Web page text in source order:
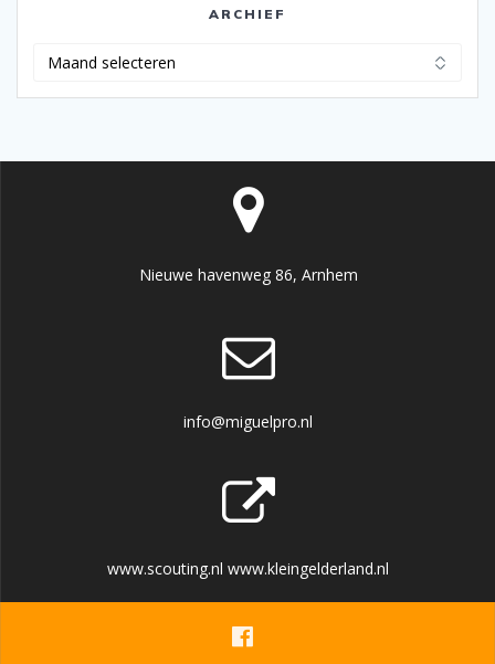
ARCHIEF
Nieuwe havenweg 86, Arnhem
info@miguelpro.nl
www.scouting.nl www.kleingelderland.nl